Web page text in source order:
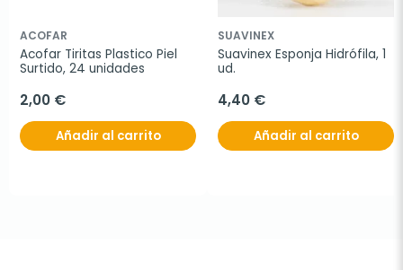
ACOFAR
Acofar Tiritas Plastico Piel
Surtido, 24 unidades
2,00 €
Añadir al carrito
SUAVINEX
Suavinex Esponja Hidrófila, 1
ud.
4,40 €
Añadir al carrito